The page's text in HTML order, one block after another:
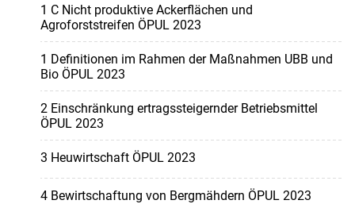
1 C Nicht produktive Ackerflächen und
Agroforststreifen ÖPUL 2023
1 Definitionen im Rahmen der Maßnahmen UBB und
Bio ÖPUL 2023
2 Einschränkung ertragssteigernder Betriebsmittel
ÖPUL 2023
3 Heuwirtschaft ÖPUL 2023
4 Bewirtschaftung von Bergmähdern ÖPUL 2023